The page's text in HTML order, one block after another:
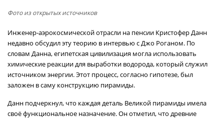
Фото из открытых источников
Инженер-аэрокосмической отрасли на пенсии Кристофер Данн
недавно обсудил эту теорию в интервью с Джо Роганом. По
словам Данна, египетская цивилизация могла использовать
химические реакции для выработки водорода, который служил
источником энергии. Этот процесс, согласно гипотезе, был
заложен в саму конструкцию пирамиды.
Данн подчеркнул, что каждая деталь Великой пирамиды имела
своё функциональное назначение. Он отметил, что древние